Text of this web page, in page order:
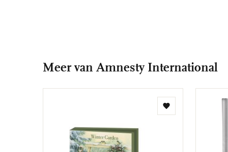
Meer van Amnesty International
Toevoegen